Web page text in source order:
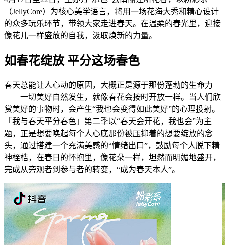
（JellyCore）为核心美学语言，将用一场花海大秀和精心设计
的众多玩乐环节，带领大家走进春天。在温柔的春光里，迎接
像花儿一样盛放的自我，汲取焕新的力量。
如春花绽放 平分这场春色
春天总能让人心动的原因，大概正是源于那份蓬勃的生命力
——一切美好自然发生，就像春花会按时开放一样。当人们欣
赏美好的事物时，会产生“我也会变得如此美好”的心理投射。
「我与春天平分春色」第二季以“春天会开花，我也会”为主
题，正是想要唤起每个人心底那份被压抑着的想要绽放的念
头，通过搭建一个充满美感的“情绪出口”，鼓励每个人脱下精
神桎梏，在春日的怀抱里，像花朵一样，坦然而明媚地盛开，
完成从旁观者到参与者的转变，“成为春天本人”。